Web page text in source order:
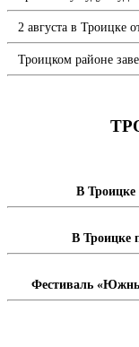
2 августа в Троицке
Троицком районе
В Троицке
В Троицке
Фестиваль